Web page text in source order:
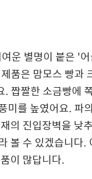
운 별명이 붙은 '
품은 맘모스 빵과
짭짤한 소금빵에
미를 높였어요. 파
의 진입장벽을 낮
볼 수 있겠습니다
이 많답니다.